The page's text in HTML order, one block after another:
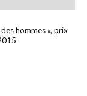
hommes », prix